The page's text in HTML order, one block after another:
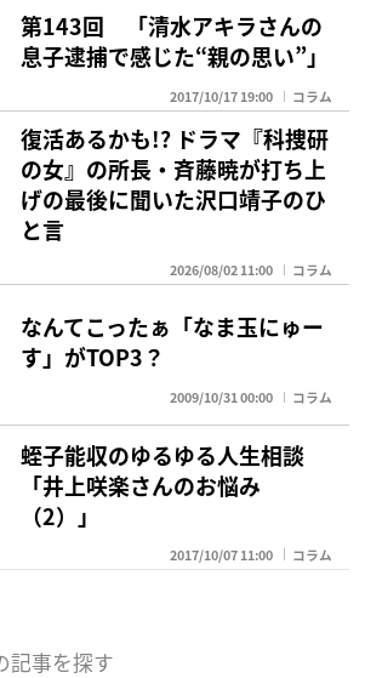
第143回 「清水アキラさんの
息子逮捕で感じた“親の思い”」
2017/10/17 19:00 コラム
復活あるかも!? ドラマ『科捜研
の女』の所長・斉藤暁が打ち上
げの最後に聞いた沢口靖子のひ
と言
2026/08/02 11:00 コラム
なんてこったぁ「なま玉にゅー
す」がTOP3？
2009/10/31 00:00 コラム
蛭子能収のゆるゆる人生相談
「井上咲楽さんのお悩み
（2）」
2017/10/07 11:00 コラム
記事を探す